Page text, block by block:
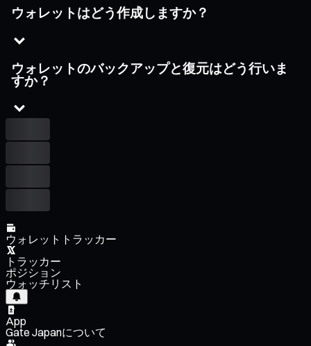
ウォレットはどう作成しますか？
ウォレットのバックアップと復元はどう行いま
すか？
ウォレットトラッカー
トラッカー
ポジション
ウォッチリスト
App
Gate Japanについて